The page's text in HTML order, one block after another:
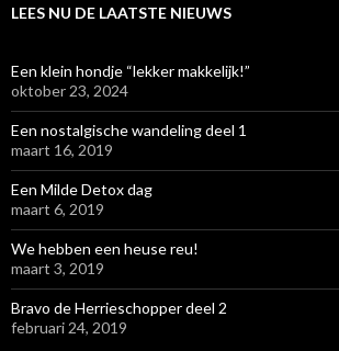
LEES NU DE LAATSTE NIEUWS
Een klein hondje “lekker makkelijk!”
oktober 23, 2024
Een nostalgische wandeling deel 1
maart 16, 2019
Een Milde Detox dag
maart 6, 2019
We hebben een heuse reu!
maart 3, 2019
Bravo de Herrieschopper deel 2
februari 24, 2019